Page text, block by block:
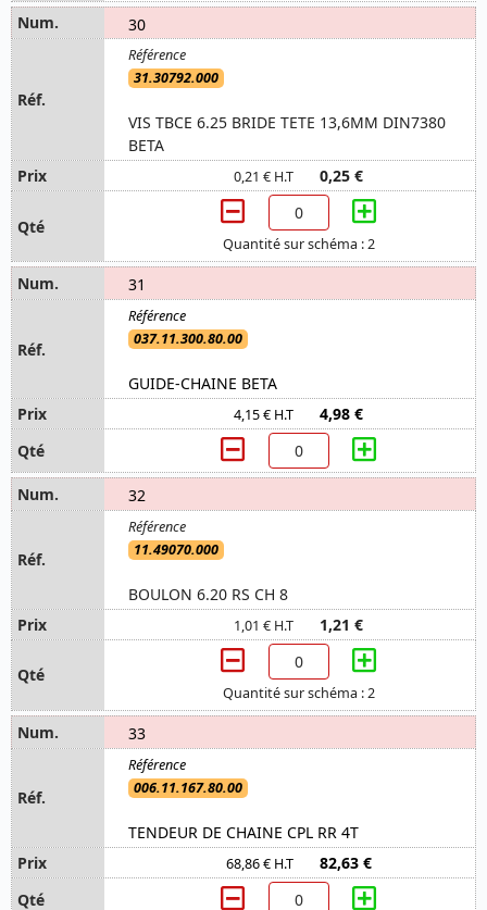
30
31.30792.000
VIS TBCE 6.25 BRIDE TETE 13,6MM DIN7380
BETA
0,21 € H.T 0,25 €
Quantité sur schéma : 2
31
037.11.300.80.00
GUIDE-CHAINE BETA
4,15 € H.T 4,98 €
32
11.49070.000
BOULON 6.20 RS CH 8
1,01 € H.T 1,21 €
Quantité sur schéma : 2
33
006.11.167.80.00
TENDEUR DE CHAINE CPL RR 4T
68,86 € H.T 82,63 €